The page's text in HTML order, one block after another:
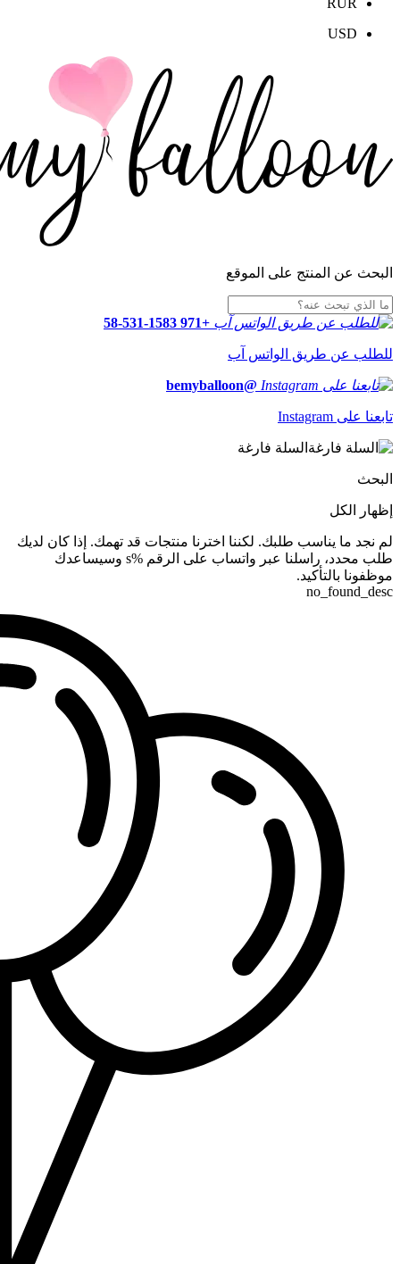
USD
البحث عن المنتج على الموقع
+971 58-531-1583
للطلب عن طريق الواتس آب
@bemyballoon
تابعنا على Instagram
السلة فارغة
البحث
إظهار الكل
لم نجد ما يناسب طلبك. لكننا اخترنا منتجات قد تهمك. إذا كان لديك
طلب محدد، راسلنا عبر واتساب على الرقم %s وسيساعدك
موظفونا بالتأكيد.
no_found_desc